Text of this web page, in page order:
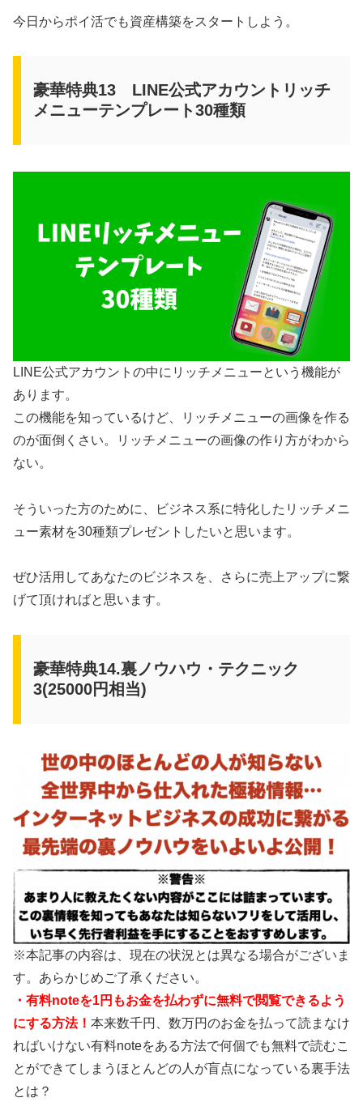
今日からポイ活でも資産構築をスタートしよう。
豪華特典13 LINE公式アカウントリッチ
メニューテンプレート30種類
LINE公式アカウントの中にリッチメニューという機能が
あります。
この機能を知っているけど、リッチメニューの画像を作る
のが面倒くさい。リッチメニューの画像の作り方がわから
ない。
そういった方のために、ビジネス系に特化したリッチメニ
ュー素材を30種類プレゼントしたいと思います。
ぜひ活用してあなたのビジネスを、さらに売上アップに繋
げて頂ければと思います。
豪華特典14.裏ノウハウ・テクニック
3(25000円相当)
※本記事の内容は、現在の状況とは異なる場合がございま
す。あらかじめご了承ください。
・有料noteを1円もお金を払わずに無料で閲覧できるよう
にする方法！ 本来数千円、数万円のお金を払って読まなけ
ればいけない有料noteをある方法で何個でも無料で読むこ
とができてしまうほとんどの人が盲点になっている裏手法
とは？